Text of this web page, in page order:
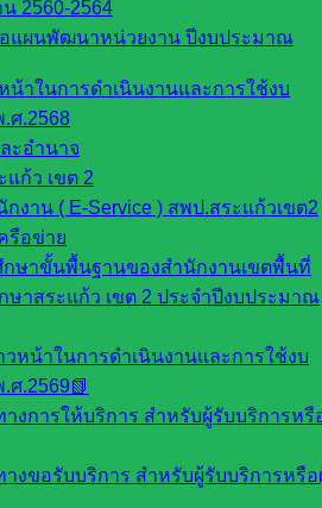
2560-2564
แผนพัฒนาหน่วยงาน ปีงบประมาณ
าในการดำเนินงานและการใช้งบ
ศ.2568
ะอำนาจ
แก้ว เขต 2
งาน ( E-Service ) สพป.สระแก้วเขต2
รือข่าย
กษาขั้นพื้นฐานของสำนักงานเขตพื้นที่
ษาสระแก้ว เขต 2 ประจำปีงบประมาณ
หน้าในการดำเนินงานและการใช้งบ
.2569📗
งการให้บริการ สำหรับผู้รับบริการหรื
งขอรับบริการ สำหรับผู้รับบริการหรือ